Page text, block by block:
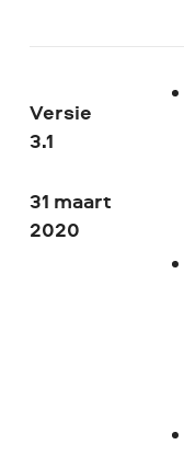
Versie
3.1
31 maart
2020